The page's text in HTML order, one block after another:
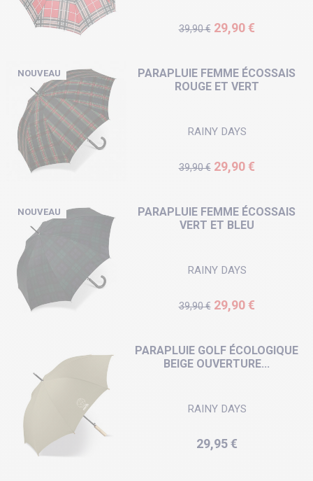
Prix de base
39,90 € Prix
29,90 €
PARAPLUIE FEMME ÉCOSSAIS
ROUGE ET VERT
RAINY DAYS
Prix de base
39,90 € Prix
29,90 €
NOUVEAU
PARAPLUIE FEMME ÉCOSSAIS
VERT ET BLEU
RAINY DAYS
Prix de base
39,90 € Prix
29,90 €
NOUVEAU
PARAPLUIE GOLF ÉCOLOGIQUE
BEIGE OUVERTURE...
RAINY DAYS
Prix
29,95 €